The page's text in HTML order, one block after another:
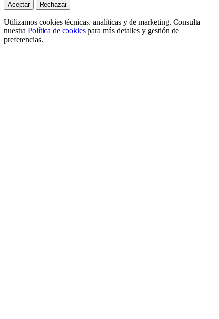
Aceptar
Rechazar
Utilizamos cookies técnicas, analíticas y de marketing. Consulta
nuestra Política de cookies para más detalles y gestión de
preferencias.